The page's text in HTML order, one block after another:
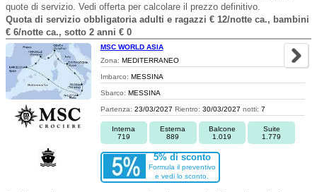
quote di servizio. Vedi offerta per calcolare il prezzo definitivo.
Quota di servizio obbligatoria adulti e ragazzi € 12/notte ca., bambini
€ 6/notte ca., sotto 2 anni € 0
MSC WORLD ASIA
Zona: MEDITERRANEO
Imbarco: MESSINA
Sbarco: MESSINA
Partenza: 23/03/2027 Rientro: 30/03/2027 notti: 7
Interna
719
Esterna
889
Balcone
1.019
Suite
1.779
5% di sconto
Formula il preventivo
e vedi lo sconto.